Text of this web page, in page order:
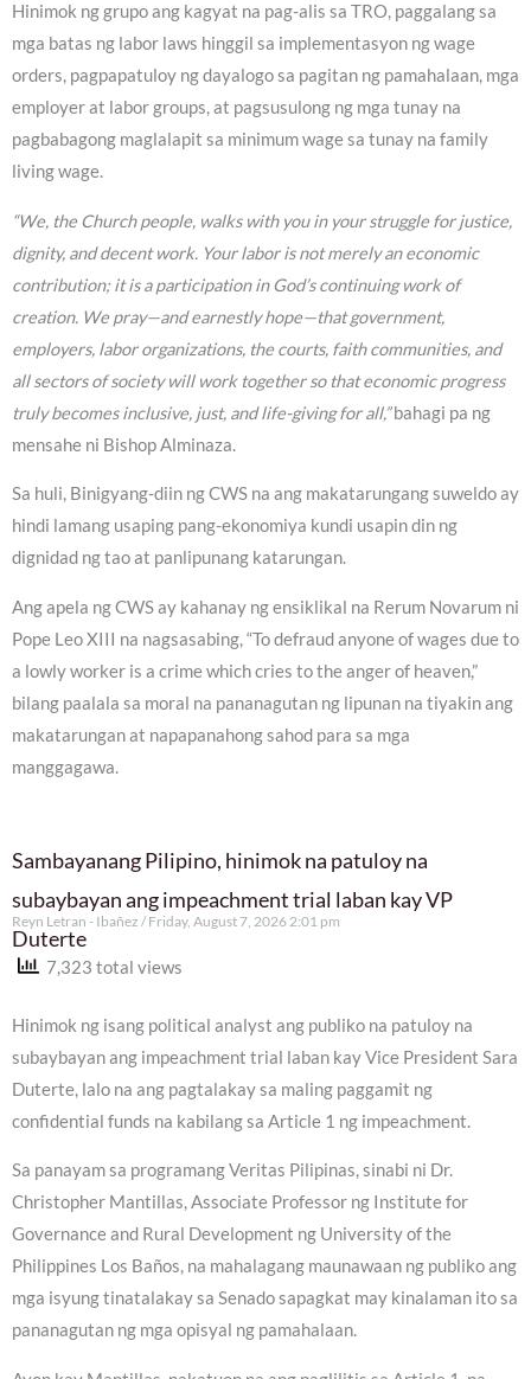
Hinimok ng grupo ang kagyat na pag-alis sa TRO, paggalang sa
mga batas ng labor laws hinggil sa implementasyon ng wage
orders, pagpapatuloy ng dayalogo sa pagitan ng pamahalaan, mga
employer at labor groups, at pagsusulong ng mga tunay na
pagbabagong maglalapit sa minimum wage sa tunay na family
living wage.
“We, the Church people, walks with you in your struggle for justice,
dignity, and decent work. Your labor is not merely an economic
contribution; it is a participation in God’s continuing work of
creation. We pray—and earnestly hope—that government,
employers, labor organizations, the courts, faith communities, and
all sectors of society will work together so that economic progress
truly becomes inclusive, just, and life-giving for all,”bahagi pa ng
mensahe ni Bishop Alminaza.
Sa huli, Binigyang-diin ng CWS na ang makatarungang suweldo ay
hindi lamang usaping pang-ekonomiya kundi usapin din ng
dignidad ng tao at panlipunang katarungan.
Ang apela ng CWS ay kahanay ng ensiklikal na Rerum Novarum ni
Pope Leo XIII na nagsasabing, “To defraud anyone of wages due to
a lowly worker is a crime which cries to the anger of heaven,”
bilang paalala sa moral na pananagutan ng lipunan na tiyakin ang
makatarungan at napapanahong sahod para sa mga
manggagawa.
Sambayanang Pilipino, hinimok na patuloy na
subaybayan ang impeachment trial laban kay VP
Duterte
Reyn Letran - Ibañez Friday, August 7, 2026 2:01 pm
7,323 total views
Hinimok ng isang political analyst ang publiko na patuloy na
subaybayan ang impeachment trial laban kay Vice President Sara
Duterte, lalo na ang pagtalakay sa maling paggamit ng
confidential funds na kabilang sa Article 1 ng impeachment.
Sa panayam sa programang Veritas Pilipinas, sinabi ni Dr.
Christopher Mantillas, Associate Professor ng Institute for
Governance and Rural Development ng University of the
Philippines Los Baños, na mahalagang maunawaan ng publiko ang
mga isyung tinatalakay sa Senado sapagkat may kinalaman ito sa
pananagutan ng mga opisyal ng pamahalaan.